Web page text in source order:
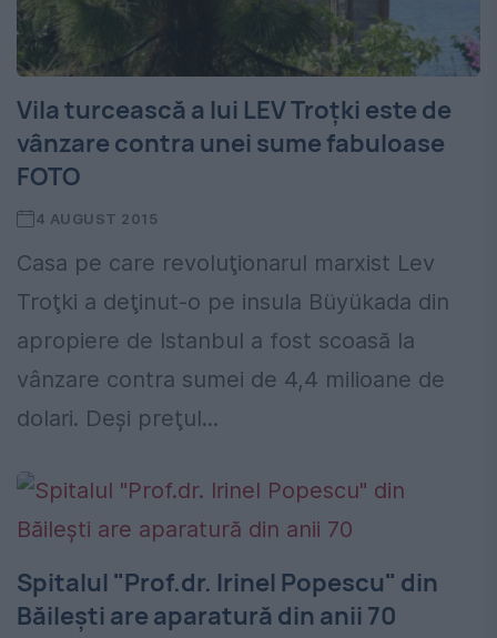
Vila turcească a lui LEV Troţki este de
vânzare contra unei sume fabuloase
FOTO
4 AUGUST 2015
Casa pe care revoluţionarul marxist Lev
Troţki a deţinut-o pe insula Büyükada din
apropiere de Istanbul a fost scoasă la
vânzare contra sumei de 4,4 milioane de
dolari. Deşi preţul...
Spitalul "Prof.dr. Irinel Popescu" din
Băilești are aparatură din anii 70